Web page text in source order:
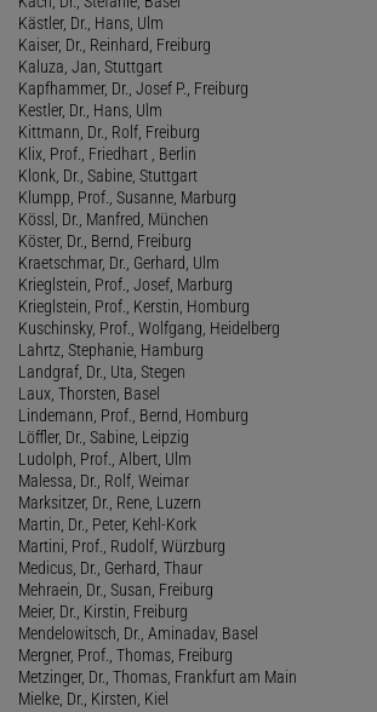
Kästler, Dr., Hans, Ulm
Kaiser, Dr., Reinhard, Freiburg
Kaluza, Jan, Stuttgart
Kapfhammer, Dr., Josef P., Freiburg
Kestler, Dr., Hans, Ulm
Kittmann, Dr., Rolf, Freiburg
Klix, Prof., Friedhart , Berlin
Klonk, Dr., Sabine, Stuttgart
Klumpp, Prof., Susanne, Marburg
Kössl, Dr., Manfred, München
Köster, Dr., Bernd, Freiburg
Kraetschmar, Dr., Gerhard, Ulm
Krieglstein, Prof., Josef, Marburg
Krieglstein, Prof., Kerstin, Homburg
Kuschinsky, Prof., Wolfgang, Heidelberg
Lahrtz, Stephanie, Hamburg
Landgraf, Dr., Uta, Stegen
Laux, Thorsten, Basel
Lindemann, Prof., Bernd, Homburg
Löffler, Dr., Sabine, Leipzig
Ludolph, Prof., Albert, Ulm
Malessa, Dr., Rolf, Weimar
Marksitzer, Dr., Rene, Luzern
Martin, Dr., Peter, Kehl-Kork
Martini, Prof., Rudolf, Würzburg
Medicus, Dr., Gerhard, Thaur
Mehraein, Dr., Susan, Freiburg
Meier, Dr., Kirstin, Freiburg
Mendelowitsch, Dr., Aminadav, Basel
Mergner, Prof., Thomas, Freiburg
Metzinger, Dr., Thomas, Frankfurt am Main
Mielke, Dr., Kirsten, Kiel